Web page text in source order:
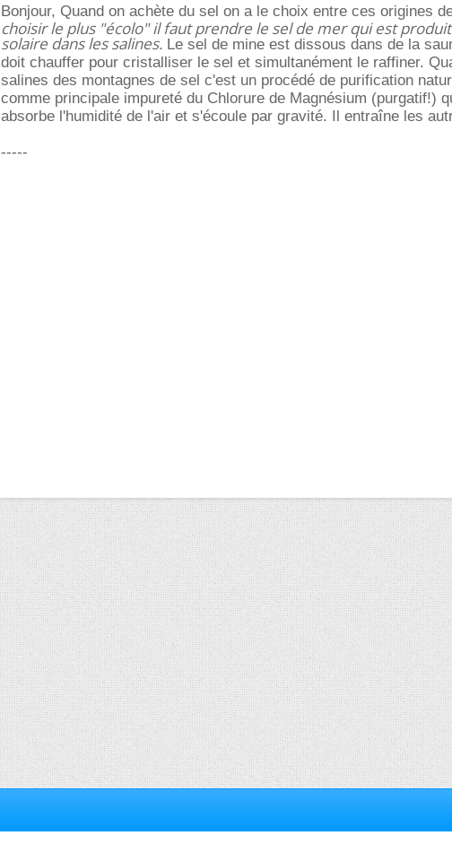
Bonjour, Quand on achète du sel on a le choix entre ces origines
choisir le plus "écolo" il faut prendre le sel de mer qui est
solaire dans les salines. Le sel de mine est dissous dans de la
doit chauffer pour cristalliser le sel et simultanément le raffiner.
salines des montagnes de sel c'est un procédé de purification
comme principale impureté du Chlorure de Magnésium (purgatif!)
absorbe l'humidité de l'air et s'écoule par gravité. Il entraîne les
-----